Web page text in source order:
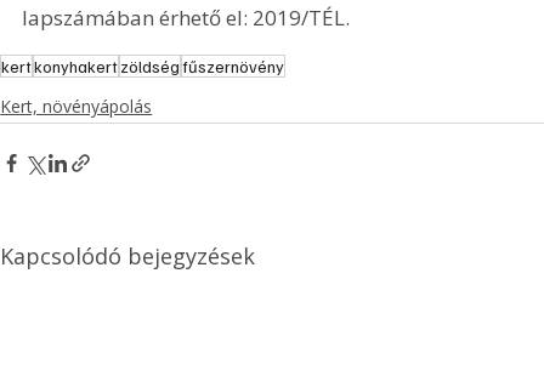
lapszámában érhető el: 2019/TÉL.
kertkonyhakertzöldségfűszernövény
Kert, növényápolás
Kapcsolódó bejegyzések